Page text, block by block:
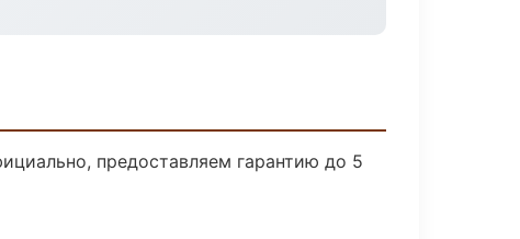
предоставляем гарантию до 5